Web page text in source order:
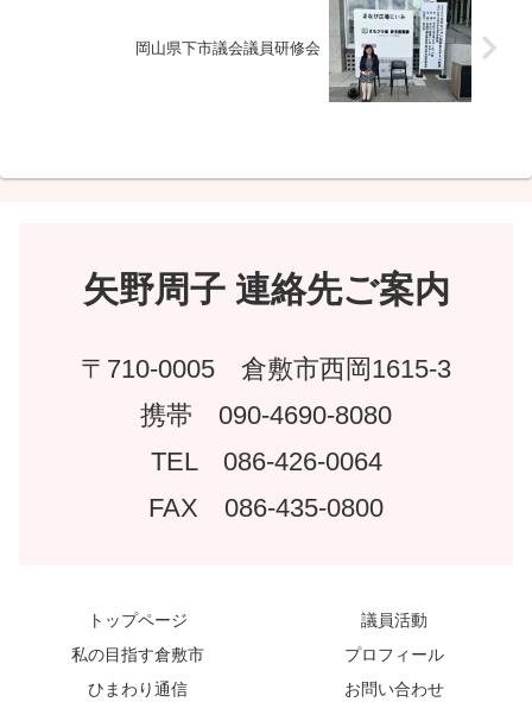
岡山県下市議会議員研修会
矢野周子 連絡先ご案内
〒710-0005 倉敷市西岡1615-3
携帯 090-4690-8080
TEL 086-426-0064
FAX 086-435-0800
トップページ
議員活動
私の目指す倉敷市
プロフィール
ひまわり通信
お問い合わせ